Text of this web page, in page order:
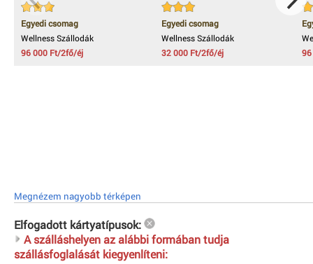
Egyedi csomag
Wellness Szállodák
96 000 Ft/2fő/éj
Egyedi csomag
Wellness Szállodák
32 000 Ft/2fő/éj
Megnézem nagyobb térképen
Elfogadott kártyatípusok:
A szálláshelyen az alábbi formában tudja
szállásfoglalását kiegyenlíteni: